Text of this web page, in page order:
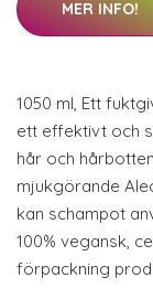
MER INFO!
1050 ml, Ett
ett effektivt och
hår och
mjukgörande
kan schampot
100% vegansk,
förpackning